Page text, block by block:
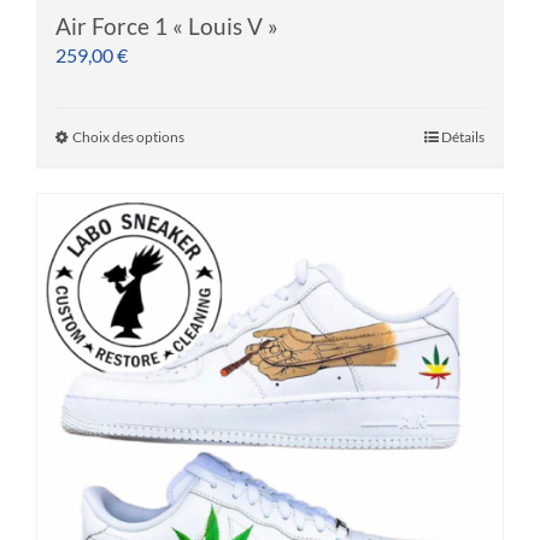
Air Force 1 « Louis V »
259,00€
Choix des optionsCe
plusieurs
variations.
Les
options
peuvent
être
choisies
sur
la
page
du
Détails